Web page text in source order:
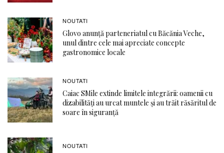
NOUTATI
Glovo anunță parteneriatul cu Băcănia Veche,
unul dintre cele mai apreciate concepte
gastronomice locale
NOUTATI
Caiac SMile extinde limitele integrării: oamenii cu
dizabilități au urcat muntele și au trăit răsăritul de
soare în siguranță
NOUTATI